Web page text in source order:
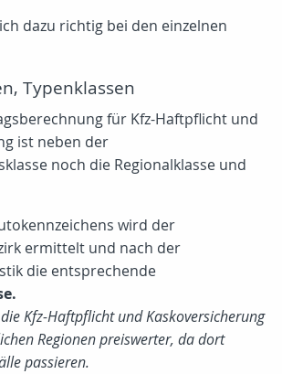
dazu richtig bei den einzelnen
Typenklassen
für Kfz-Haftpflicht und
ist neben der
noch die Regionalklasse und
wird der
ermittelt und nach der
die entsprechende
Kfz-Haftpflicht und Kaskoversicherung
Regionen preiswerter, da dort
passieren.